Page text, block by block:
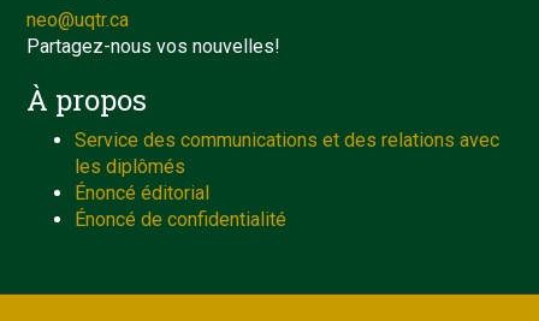
neo@uqtr.ca
Partagez-nous vos nouvelles!
À propos
Service des communications et des relations avec
les diplômés
Énoncé éditorial
Énoncé de confidentialité